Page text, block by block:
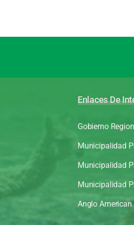
Enlaces De
Gobierno
Municipalidad
Municipalidad
Municipalidad
Anglo American